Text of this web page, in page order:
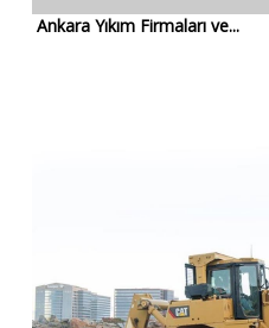
Ankara Yıkım Firmaları ve...